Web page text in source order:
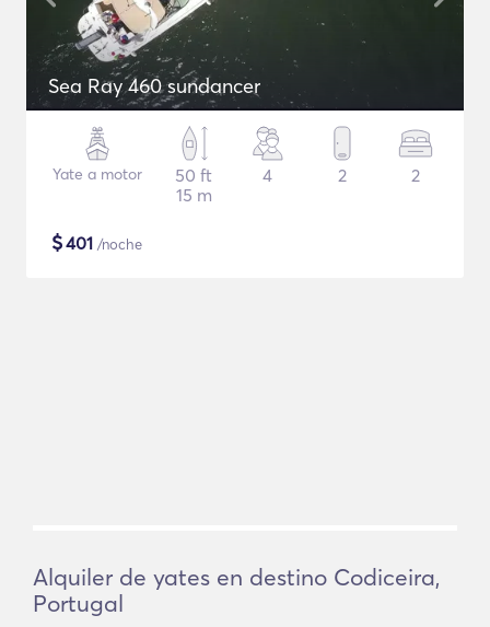
Sea Ray 460 sundancer
Yate a motor
50 ft
15 m
4 2 2
$401 /noche
Alquiler de yates en destino Codiceira,
Portugal